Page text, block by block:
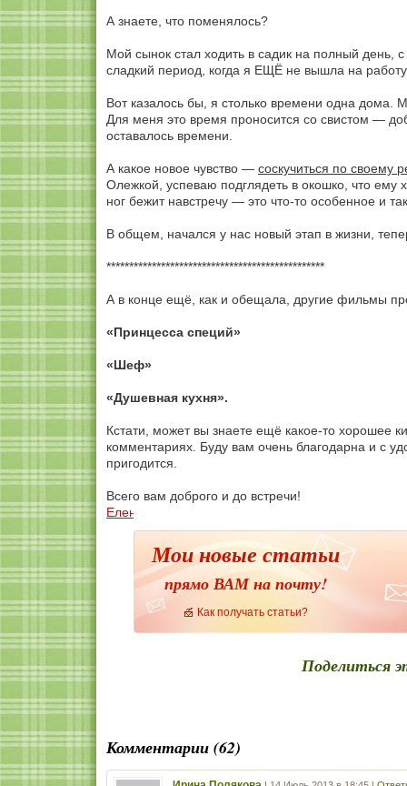
А знаете, что поменялось?
Мой сынок стал ходить в садик на полный день,
сладкий период, когда я ЕЩЁ не вышла на
Вот казалось бы, я столько времени одна дома.
Для меня это время проносится со свистом —
оставалось времени.
А какое новое чувство — соскучиться по своему
Олежкой, успеваю подглядеть в окошко, что ему
ног бежит навстречу — это что-то особенное и
В общем, начался у нас новый этап в жизни,
************************************************
А в конце ещё, как и обещала, другие фильмы
«Принцесса специй»
«Шеф»
«Душевная кухня».
Кстати, может вы знаете ещё какое-то хорошее
комментариях. Буду вам очень благодарна и с
пригодится.
Всего вам доброго и до встречи!
Елена Назаренко
Мои новые статьи
прямо ВАМ на почту!
Как получать статьи?
Поделиться
Комментарии (62)